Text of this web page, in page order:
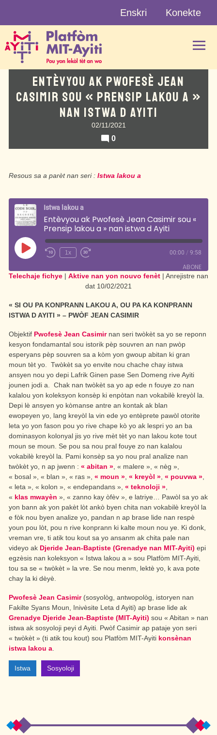
content
Enskri Konekte
ENTÈVYOU AK PWOFESÈ JEAN
CASIMIR SOU « PRENSIP LAKOU A »
NAN ISTWA D AYITI
02/11/2021
0
Resous sa a parèt nan seri : Istwa lakou a
Istwa lakou a
Entèvyou ak Pwofesè Jean Casimir sou «
Prensip lakou a » nan istwa d Ayiti
Jwe
Rebobinen
10
1x
Vanse
—
30
00:00 / 9:58
ABONE
Telechaje fichye | Aktive nan yon nouvo fenèt | Anrejistre nan
dat 10/02/2021
« SI OU PA KONPRANN LAKOU A, OU PA KA KONPRANN
ISTWA D AYITI » – PWÒF JEAN CASIMIR
Objektif Pwofesè Jean Casimirnan seri twòkèt sa yo se reponn
kesyon fondamantal sou istorik pèp souvren an nan pwòp
esperyans pèp souvren sa a kòm yon gwoup abitan ki gran
moun tèt yo. Twòkèt sa yo envite nou chache chay istwa
ansyen nou yo depi Lafrik Ginen pase Sen Domeng rive Ayiti
jounen jodi a. Chak nan twòkèt sa yo ap ede n fouye zo nan
kalalou yon koleksyon konsèp ki enpòtan nan vokabilè kreyòl la.
Depi lè ansyen yo kòmanse antre an kontak ak blan
ewopeyen yo, lang kreyòl la vin ede yo entèprete pawòl otorite
leta yo yon fason pou yo rive chape kò yo ak lespri yo an ba
dominasyon kolonyal jis yo rive mèt tèt yo nan lakou kote tout
moun se moun. Se pou sa nou pral fouye zo nan kalalou
vokabilè kreyòl la. Pami konsèp sa yo nou pral analize nan
twòkèt yo, n ap jwenn : « abitan » , « malere », « nèg »,
« bosal », « blan », « ras », « moun » « kreyòl » « pouvwa »
« leta », « kolon », « endepandans », « teknoloji »
« klas mwayèn », « zanno kay òfèv », e latriye… Pawòl sa yo ak
yon bann ak yon pakèt lòt ankò byen chita nan vokabilè kreyòl la
e fòk nou byen analize yo, pandan n ap brase lide nan respè
youn pou lòt, pou n rive konprann ki kalte moun nou ye. Ki donk,
vreman vre, ti atik tou kout sa yo ansanm ak chita pale nan
videyo ak Djeride Jean-Baptiste (Grenadye nan MIT-Ayiti) epi
egzèsis nan koleksyon « Istwa lakou a » sou Platfòm MIT-Ayiti,
tou sa se « twòkèt » la vre. Se nou menm, lektè yo, k ava pote
chay la ki dèyè.
Pwofesè Jean Casimir(sosyològ, antwopològ, istoryen nan
Fakilte Syans Moun, Inivèsite Leta d Ayiti) ap brase lide ak
Grenadye Djeride Jean-Baptiste (MIT-Ayiti) sou « Abitan » nan
istwa ak sosyoloji peyi d Ayiti. Pwòf Casimir ap pataje yon seri
« twòkèt » (ti atik tou kout) sou Platfòm MIT-Ayiti konsènan
istwa lakou a
Istwa Sosyoloji